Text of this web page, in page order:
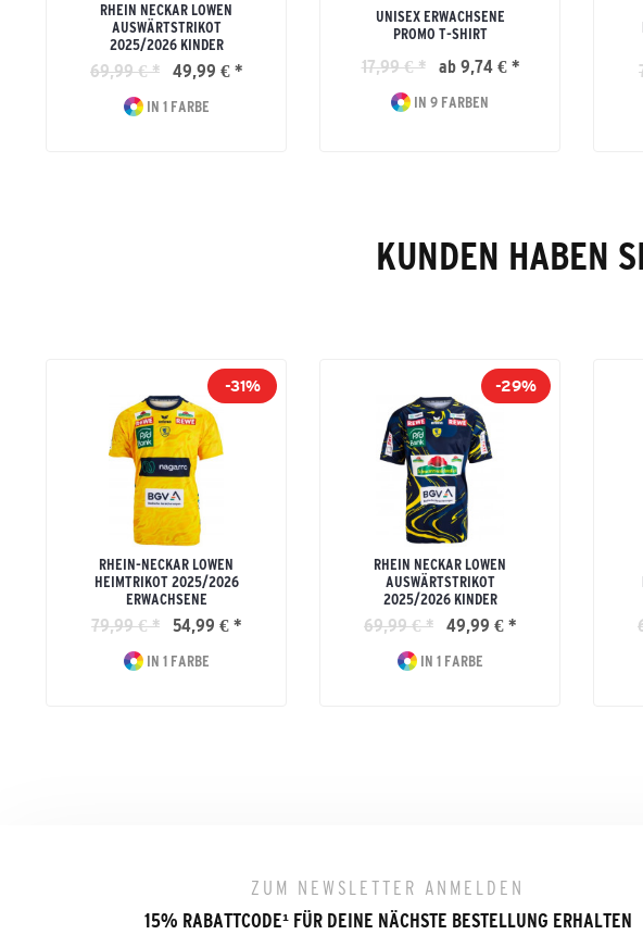
RHEIN NECKAR LÖWEN
AUSWÄRTSTRIKOT
2025/2026 KINDER
69,99 € * 49,99 € *
IN 1 FARBE
UNISEX ERWACHSENE
PROMO T-SHIRT
17,99 € * ab 9,74 € *
IN 9 FARBEN
KUNDEN HABEN
-31%
RHEIN-NECKAR LÖWEN
HEIMTRIKOT 2025/2026
ERWACHSENE
79,99 € * 54,99 € *
IN 1 FARBE
-29%
RHEIN NECKAR LÖWEN
AUSWÄRTSTRIKOT
2025/2026 KINDER
69,99 € * 49,99 € *
IN 1 FARBE
ZUM NEWSLETTER ANMELDEN
15% RABATTCODE¹FÜR DEINE NÄCHSTE BESTELLUNG ERHALTEN